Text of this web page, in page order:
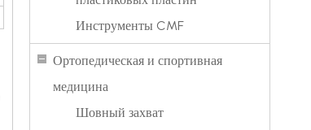
Инструменты CMF
Ортопедическая и спортивная
медицина
Шовный захват